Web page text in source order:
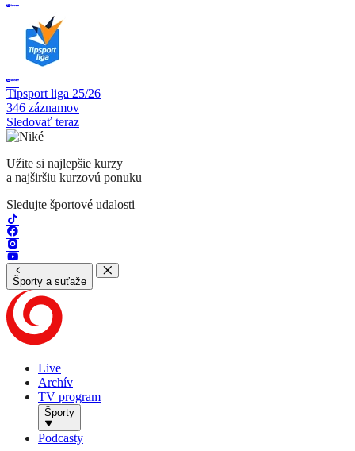
Tipsport liga 25/26
346 záznamov
Sledovať teraz
Užite si najlepšie kurzy
a najširšiu kurzovú ponuku
Sledujte športové udalosti
Športy a suťaže
Live
Archív
TV program
Športy
Podcasty